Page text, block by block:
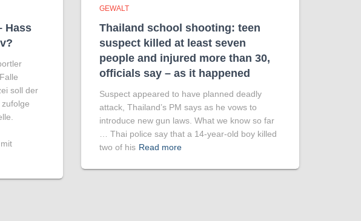
Hass
soll der
GEWALT
Thailand school shooting: teen
suspect killed at least seven
people and injured more than 30,
officials say – as it happened
Suspect appeared to have planned deadly
attack, Thailand’s PM says as he vows to
introduce new gun laws. What we know so far
… Thai police say that a 14-year-old boy killed
two of his Read more